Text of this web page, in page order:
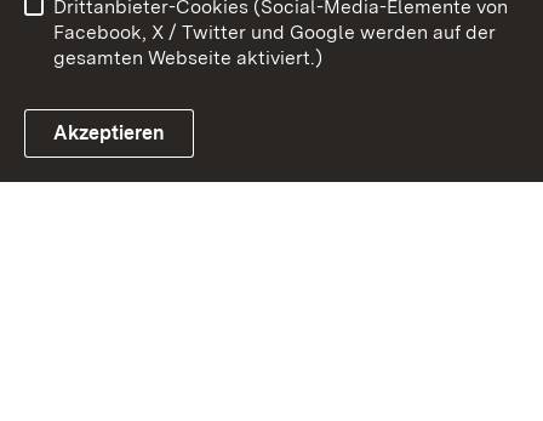
Link zum Landesportal
Impressum
Cookies
Drittanbieter-Cookies (Social-Media-Elemente von
Facebook, X / Twitter und Google werden auf der
gesamten Webseite aktiviert.)
Akzeptieren